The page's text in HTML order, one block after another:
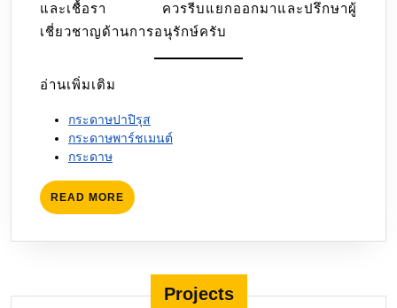
และเชื้อรา ควรรีบแยกออกมาและปรึกษาผู้
เชี่ยวชาญด้านการอนุรักษ์ครับ
อ่านเพิ่มเติม
กระดาษปาปิรุส
กระดาษพาร์ชเมนต์
กระดาษ
READ MORE READ
MORE
Projects